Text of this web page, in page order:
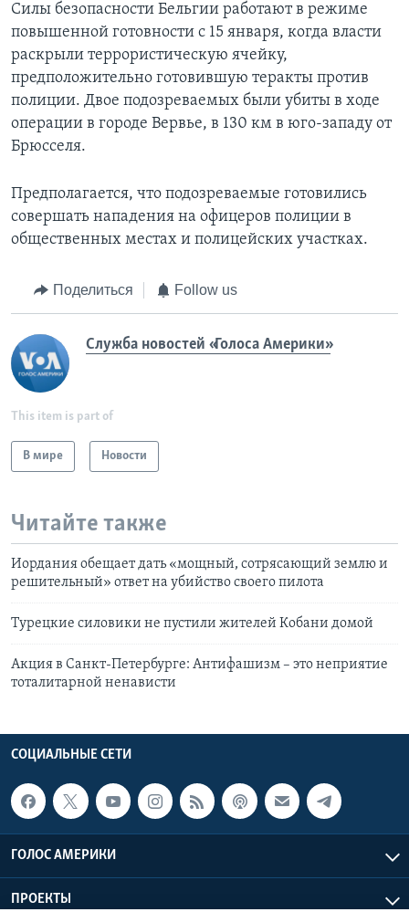
Силы безопасности Бельгии работают в режиме
повышенной готовности с 15 января, когда власти
раскрыли террористическую ячейку,
предположительно готовившую теракты против
полиции. Двое подозреваемых были убиты в ходе
операции в городе Вервье, в 130 км в юго-западу от
Брюсселя.
Предполагается, что подозреваемые готовились
совершать нападения на офицеров полиции в
общественных местах и полицейских участках.
Поделиться Follow us
Служба новостей «Голоса Америки»
This item is part of
В мире Новости
Читайте также
Иордания обещает дать «мощный, сотрясающий землю и
решительный» ответ на убийство своего пилота
Турецкие силовики не пустили жителей Кобани домой
Акция в Санкт-Петербурге: Антифашизм – это неприятие
тоталитарной ненависти
СОЦИАЛЬНЫЕ СЕТИ
ГОЛОС АМЕРИКИ
ПРОЕКТЫ